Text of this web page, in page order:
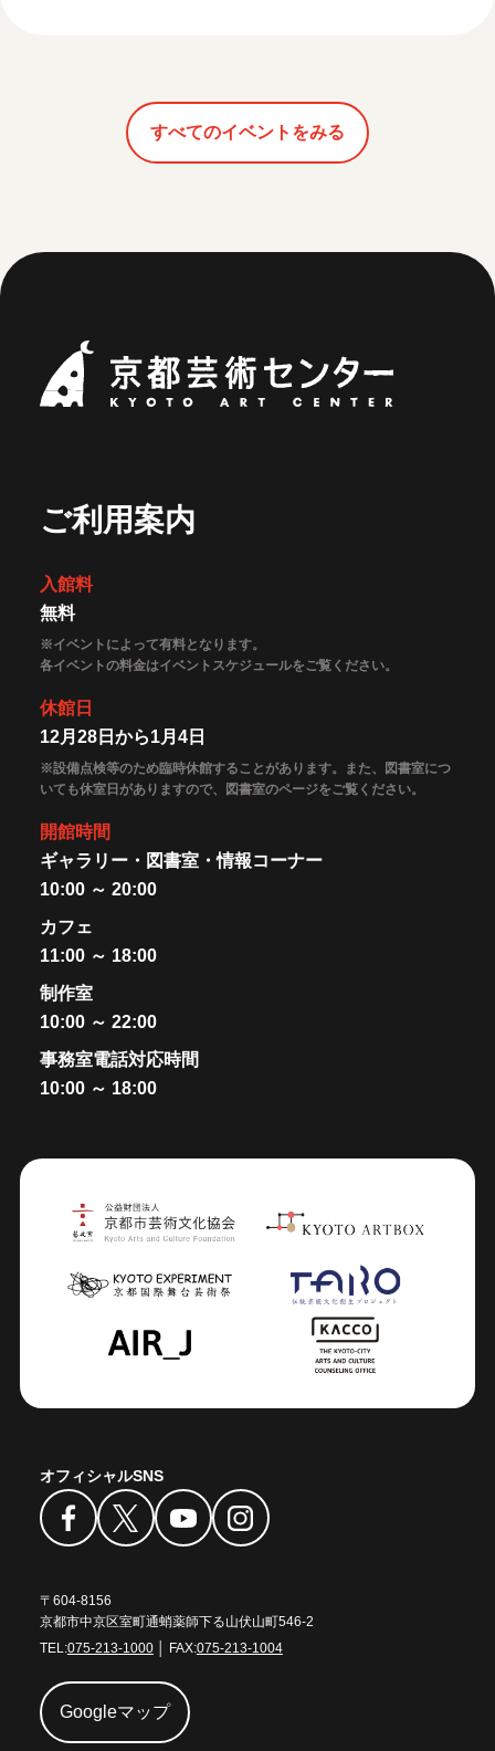
すべてのイベントをみる
ご利用案内
入館料
無料
※イベントによって有料となります。
各イベントの料金はイベントスケジュールをご覧ください。
休館日
12月28日から1月4日
※設備点検等のため臨時休館することがあります。また、図書室につ
いても休室日がありますので、図書室のページをご覧ください。
開館時間
ギャラリー・図書室・情報コーナー
10:00 ～ 20:00
カフェ
11:00 ～ 18:00
制作室
10:00 ～ 22:00
事務室電話対応時間
10:00 ～ 18:00
オフィシャルSNS
〒604-8156
京都市中京区室町通蛸薬師下る山伏山町546-2
TEL:075-213-1000│ FAX:075-213-1004
Googleマップ